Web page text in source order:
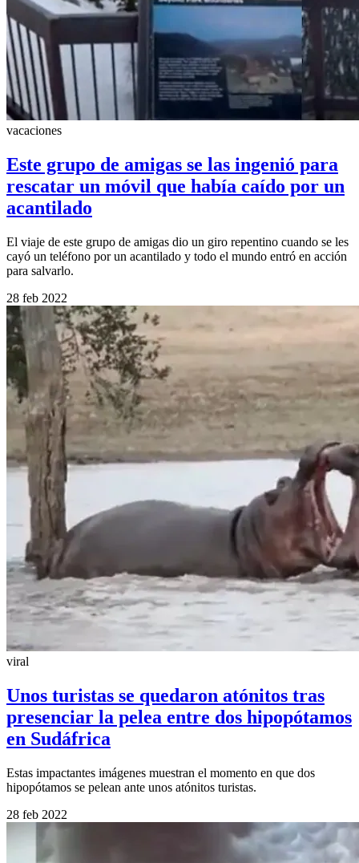
vacaciones
Este grupo de amigas se las ingenió para
rescatar un móvil que había caído por un
acantilado
El viaje de este grupo de amigas dio un giro repentino cuando se les
cayó un teléfono por un acantilado y todo el mundo entró en acción
para salvarlo.
28 feb 2022
viral
Unos turistas se quedaron atónitos tras
presenciar la pelea entre dos hipopótamos
en Sudáfrica
Estas impactantes imágenes muestran el momento en que dos
hipopótamos se pelean ante unos atónitos turistas.
28 feb 2022